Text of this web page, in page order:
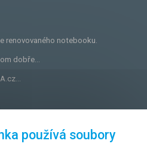
renovovaného notebooku.
dobře...
používá soubory